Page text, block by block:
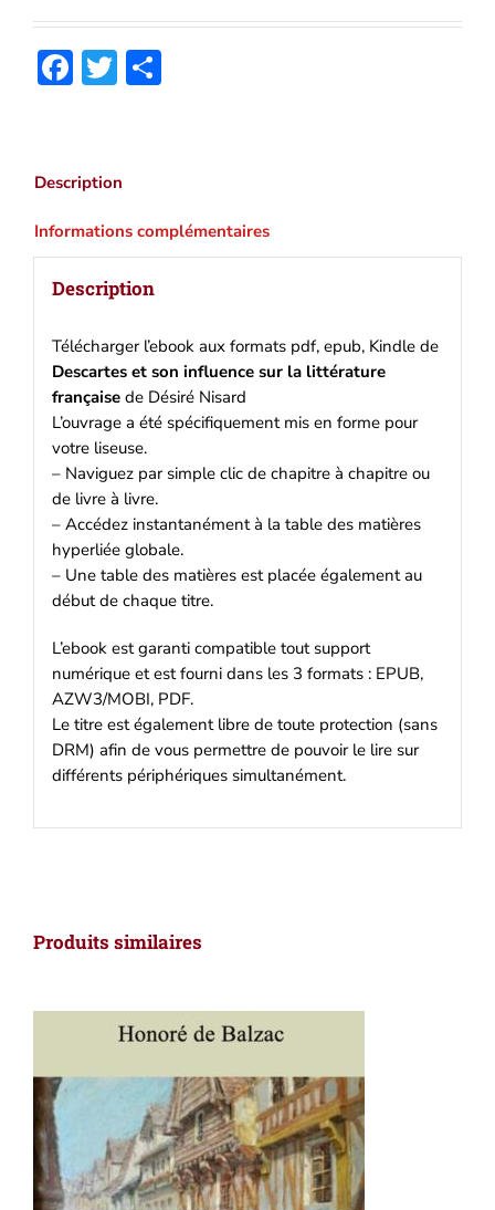
son
influence
française
Nisard)
Ebook
pdf,
Kindle
Facebook
Twitter
Description
Informations complémentaires
Description
Télécharger l’ebook aux formats pdf, epub, Kindle de
Descartes et son influence sur la littérature
françaisede Désiré Nisard
L’ouvrage a été spécifiquement mis en forme pour
votre liseuse.
– Naviguez par simple clic de chapitre à chapitre ou
de livre à livre.
– Accédez instantanément à la table des matières
hyperliée globale.
– Une table des matières est placée également au
début de chaque titre.
L’ebook est garanti compatible tout support
numérique et est fourni dans les 3 formats : EPUB,
AZW3/MOBI, PDF.
Le titre est également libre de toute protection (sans
DRM) afin de vous permettre de pouvoir le lire sur
différents périphériques simultanément.
Produits similaires